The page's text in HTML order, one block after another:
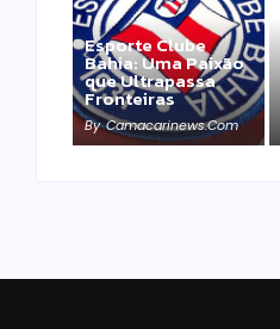
Esporte Clube
Bahia: Uma Paixão
que Ultrapassa
Fronteiras
By Camacarinews.com